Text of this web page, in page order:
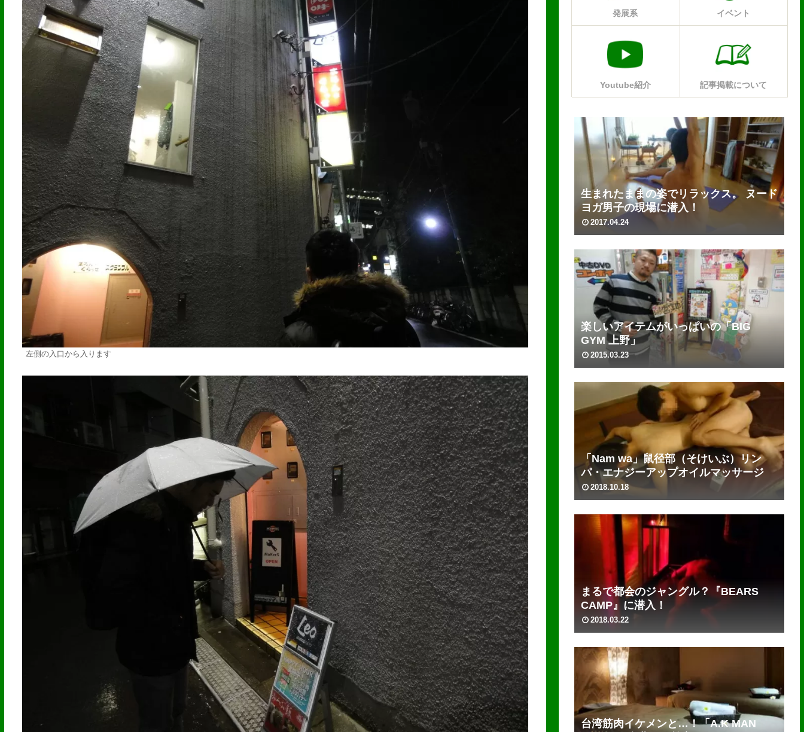
左側の入口から入ります
発展系 イベント
Youtube紹介 記事掲載について
生まれたままの姿でリラックス。 ヌード
ヨガ男子の現場に潜入！
2017.04.24
楽しいアイテムがいっぱいの「BIG
GYM 上野」
2015.03.23
「Nam wa」鼠径部（そけいぶ）リン
パ・エナジーアップオイルマッサージ
2018.10.18
まるで都会のジャングル？『BEARS
CAMP』に潜入！
2018.03.22
台湾筋肉イケメンと…！「A.K MAN